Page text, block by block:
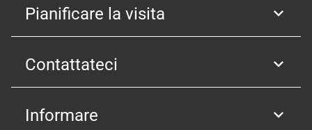
Pianificare la visita
Contattateci
Informare